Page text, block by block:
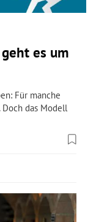
es um
Für manche
das Modell